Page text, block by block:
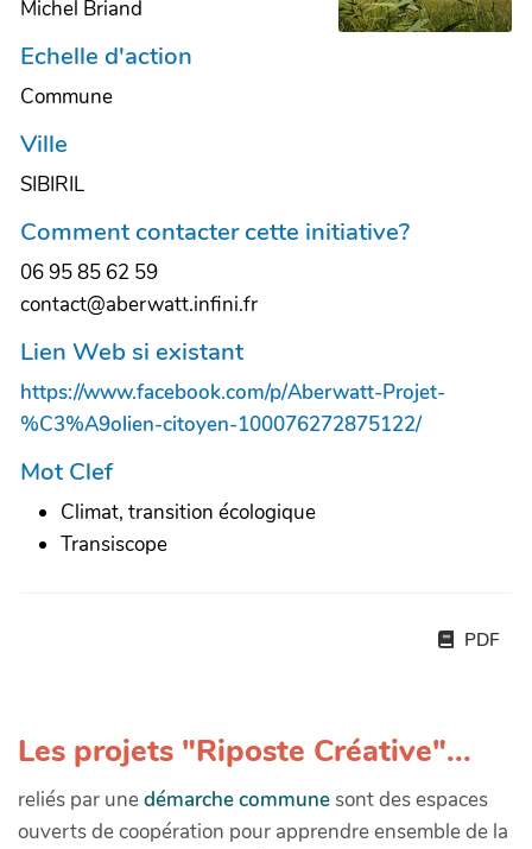
Michel Briand
Echelle d'action
Commune
Ville
SIBIRIL
Comment contacter cette initiative?
06 95 85 62 59
contact@aberwatt.infini.fr
Lien Web si existant
https://www.facebook.com/p/Aberwatt-Projet-
%C3%A9olien-citoyen-100076272875122/
Mot Clef
Climat, transition écologique
Transiscope
PDF